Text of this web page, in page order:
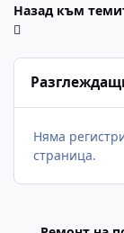
Назад към
Няма
страница.